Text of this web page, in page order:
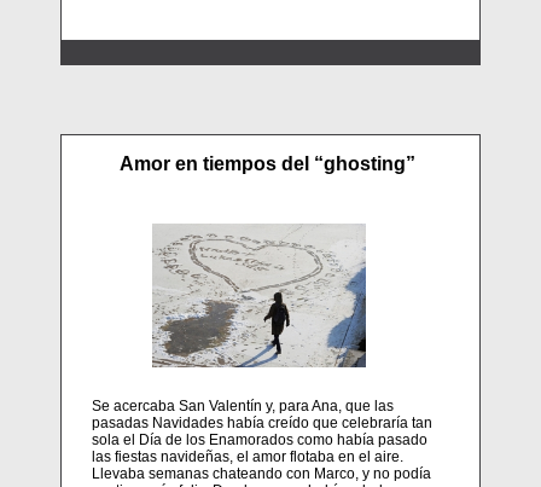
Amor en tiempos del “ghosting”
Se acercaba San Valentín y, para Ana, que las
pasadas Navidades había creído que celebraría tan
sola el Día de los Enamorados como había pasado
las fiestas navideñas, el amor flotaba en el aire.
Llevaba semanas chateando con Marco, y no podía